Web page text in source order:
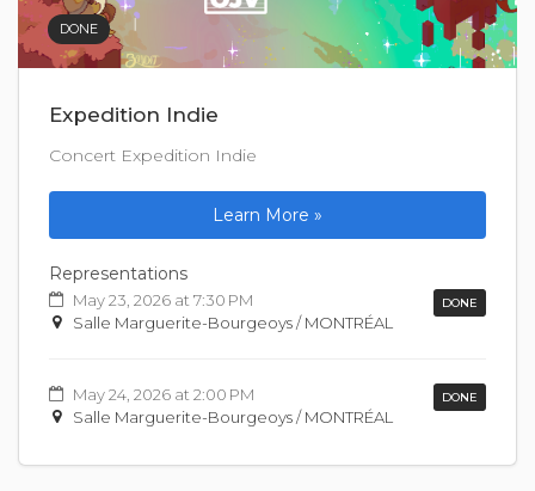
DONE
Expedition Indie
Concert Expedition Indie
Learn More »
Representations
May 23, 2026 at 7:30 PM DONE
Salle Marguerite-Bourgeoys / MONTRÉAL
May 24, 2026 at 2:00 PM DONE
Salle Marguerite-Bourgeoys / MONTRÉAL